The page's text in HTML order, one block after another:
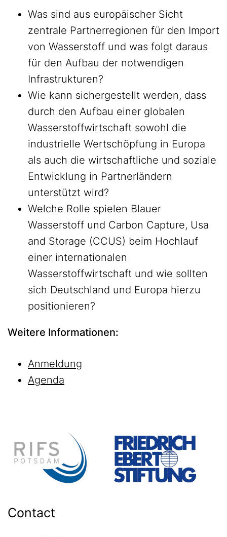
Was sind aus europäischer Sicht
zentrale Partnerregionen für den Import
von Wasserstoff und was folgt daraus
für den Aufbau der notwendigen
Infrastrukturen?
Wie kann sichergestellt werden, dass
durch den Aufbau einer globalen
Wasserstoffwirtschaft sowohl die
industrielle Wertschöpfung in Europa
als auch die wirtschaftliche und soziale
Entwicklung in Partnerländern
unterstützt wird?
Welche Rolle spielen Blauer
Wasserstoff und Carbon Capture, Usa
and Storage (CCUS) beim Hochlauf
einer internationalen
Wasserstoffwirtschaft und wie sollten
sich Deutschland und Europa hierzu
positionieren?
Weitere Informationen:
Anmeldung
Agenda
Contact